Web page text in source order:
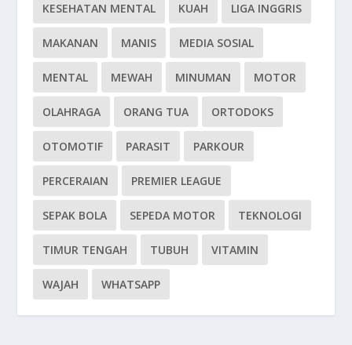
KESEHATAN MENTAL KUAH LIGA INGGRIS
MAKANAN MANIS MEDIA SOSIAL
MENTAL MEWAH MINUMAN MOTOR
OLAHRAGA ORANG TUA ORTODOKS
OTOMOTIF PARASIT PARKOUR
PERCERAIAN PREMIER LEAGUE
SEPAK BOLA SEPEDA MOTOR TEKNOLOGI
TIMUR TENGAH TUBUH VITAMIN
WAJAH WHATSAPP